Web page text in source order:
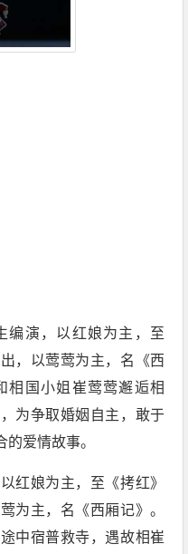
编演，以红娘为主，至
，以莺莺为主，名《西
相国小姐崔莺莺邂逅相
为争取婚姻自主，敢于
爱情故事。
红娘为主，至《拷红》
为主，名《西厢记》。
中宿普救寺，遇故相崔